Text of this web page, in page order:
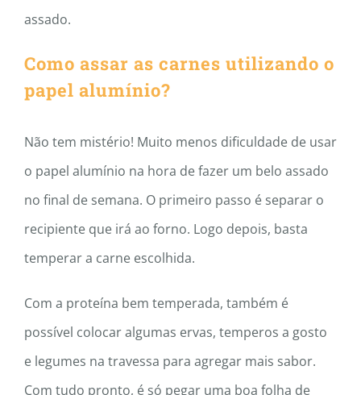
assado.
Como assar as carnes utilizando o
papel alumínio?
Não tem mistério! Muito menos dificuldade de usar
o papel alumínio na hora de fazer um belo assado
no final de semana. O primeiro passo é separar o
recipiente que irá ao forno. Logo depois, basta
temperar a carne escolhida.
Com a proteína bem temperada, também é
possível colocar algumas ervas, temperos a gosto
e legumes na travessa para agregar mais sabor.
Com tudo pronto, é só pegar uma boa folha de